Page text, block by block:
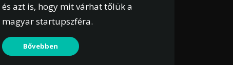
és azt is, hogy mit várhat tőlük a
magyar startupszféra.
Bővebben